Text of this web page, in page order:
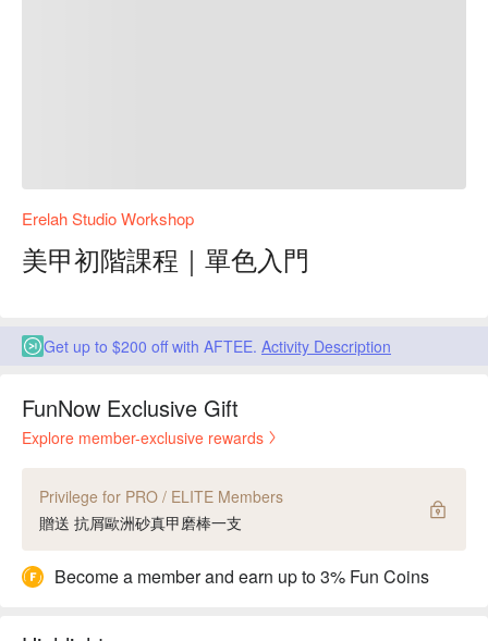
Erelah Studio Workshop
美甲初階課程｜單色入門
Get up to $200 off with AFTEE. Activity Description
FunNow Exclusive Gift
Explore member-exclusive rewards
Privilege for PRO / ELITE Members
贈送 抗屑歐洲砂真甲磨棒一支
Become a member and earn up to 3% Fun Coins